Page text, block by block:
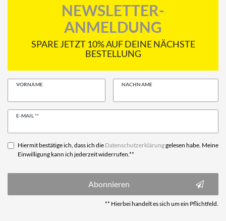
NEWSLETTER-
ANMELDUNG
SPARE JETZT 10% AUF DEINE NÄCHSTE
BESTELLUNG
VORNAME NACHNAME
E-MAIL **
Newsletter
Hiermit bestätige ich, dass ich die Daten­schutz­erklärunggelesen habe. Meine
Einwilligung kann ich jederzeit widerrufen.**
Abonnieren
** Hierbei handelt es sich um ein Pflichtfeld.